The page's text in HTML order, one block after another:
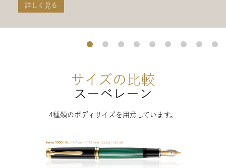
詳しく見る
サイズの比較
スーベレーン
4種類のボディサイズを用意しています。